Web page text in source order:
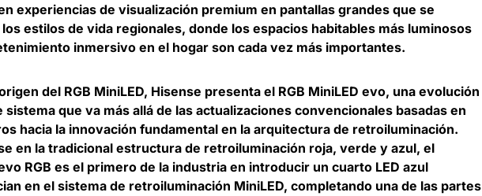
experiencias de visualización premium en pantallas grandes que se
los estilos de vida regionales, donde los espacios habitables más luminosos
inmersivo en el hogar son cada vez más importantes.
del RGB MiniLED, Hisense presenta el RGB MiniLED evo, una evolución
sistema que va más allá de las actualizaciones convencionales basadas en
hacia la innovación fundamental en la arquitectura de retroiluminación.
en la tradicional estructura de retroiluminación roja, verde y azul, el
RGB es el primero de la industria en introducir un cuarto LED azul
en el sistema de retroiluminación MiniLED, completando una de las partes